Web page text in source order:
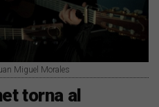
Miguel Morales
torna al